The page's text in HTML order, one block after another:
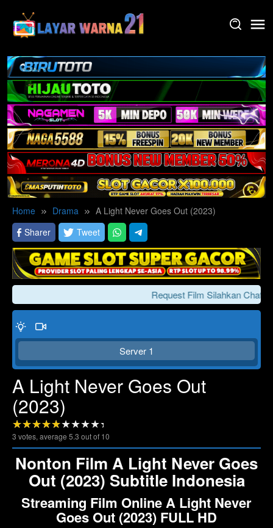
content
Home Drama
A Light Never Goes Out (2023)
Sharer
Tweet
Request Film Silahkan Chat
Server 1
A Light Never Goes Out
(2023)
3 votes, average 5.3 out of 10
Nonton Film A Light Never Goes
Out (2023) Subtitle Indonesia
Streaming Film Online A Light Never
Goes Out (2023) FULL HD